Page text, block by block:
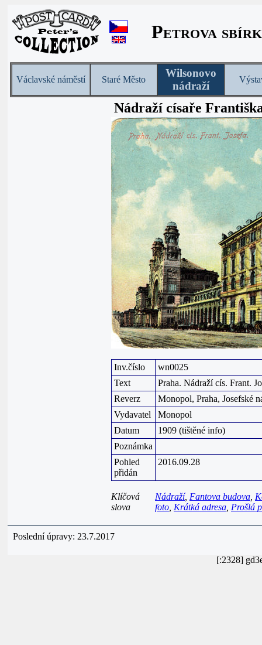
Petrova
Václavské náměstí Staré Město
Wilsonovo
nádraží
Nádraží císaře
Inv.číslo
wn0025
Text
Praha. Nádraží cís. Frant.
Reverz
Monopol, Praha, Josefské
Vydavatel
Monopol
Datum
1909 (tištěné info)
Poznámka
Pohled
přidán
2016.09.28
Klíčová
slova
Nádraží, Fantova budova
foto Krátká adresa Prošlá
Poslední úpravy: 23.7.2017
[:2328]